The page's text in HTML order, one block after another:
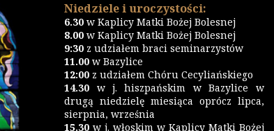
Niedziele i uroczystości:
6.30 w Kaplicy Matki Bożej Bolesnej
8.00 w Kaplicy Matki Bożej Bolesnej
9:30 z udziałem braci seminarzystów
11.00 w Bazylice
12:00 z udziałem Chóru Cecyliańskiego
14.30 w j. hiszpańskim w Bazylice w
drugą niedzielę miesiąca oprócz lipca,
sierpnia, września
15.30 w j. włoskim w Kaplicy Matki Bożej